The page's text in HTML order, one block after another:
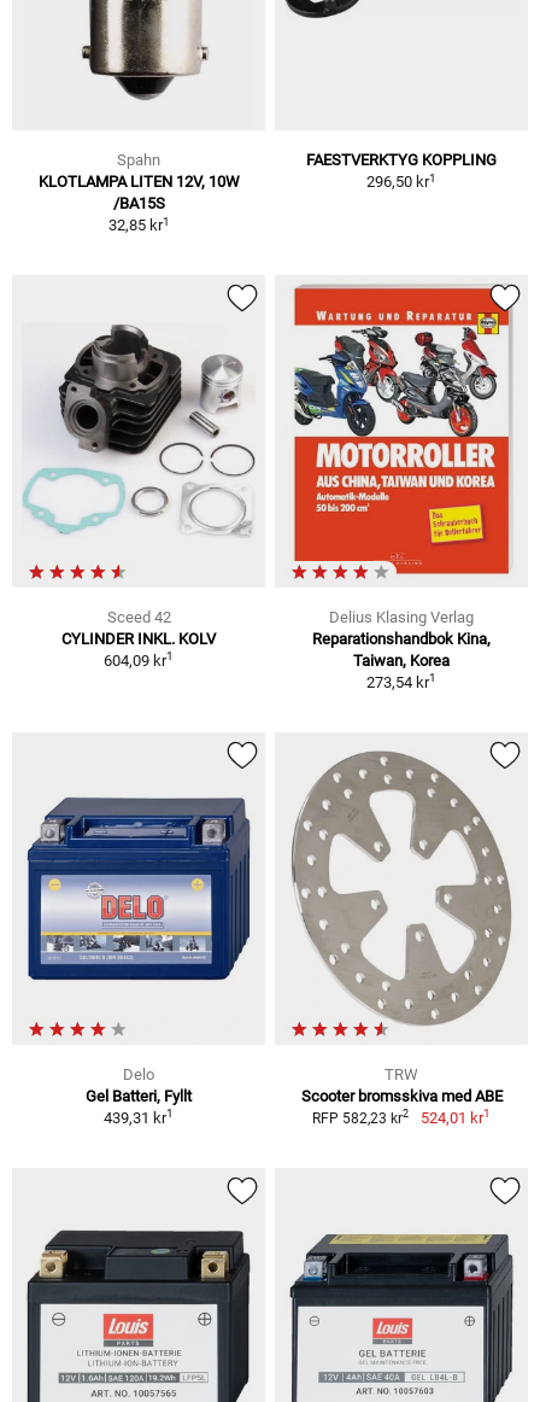
Spahn
KLOTLAMPA LITEN 12V, 10W
/BA15S
32,85 kr1
FAESTVERKTYG KOPPLING
296,50 kr1
Sceed 42
CYLINDER INKL. KOLV
604,09 kr1
Delius Klasing Verlag
Reparationshandbok Kina,
Taiwan, Korea
273,54 kr1
Delo
Gel Batteri, Fyllt
439,31 kr1
TRW
Scooter bromsskiva med ABE
RFP 582,23 kr2 524,01 kr1